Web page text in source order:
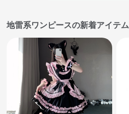
地雷系ワンピースの新着アイテム